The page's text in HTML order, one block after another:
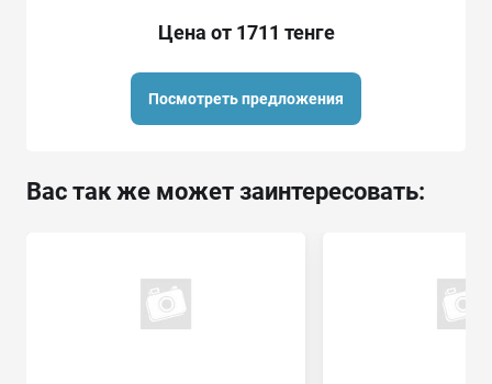
Цена от 1711 тенге
Посмотреть предложения
Вас так же может заинтересовать: